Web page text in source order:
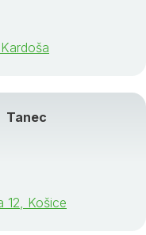
Tanec
12, Košice